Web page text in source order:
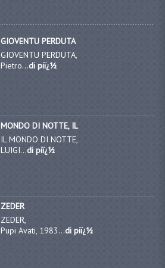
GIOVENTU PERDUTA
GIOVENTU PERDUTA,
Pietro...di piï¿½
MONDO DI NOTTE, IL
IL MONDO DI NOTTE,
LUIGI...di piï¿½
ZEDER
ZEDER,
Pupi Avati, 1983...di piï¿½